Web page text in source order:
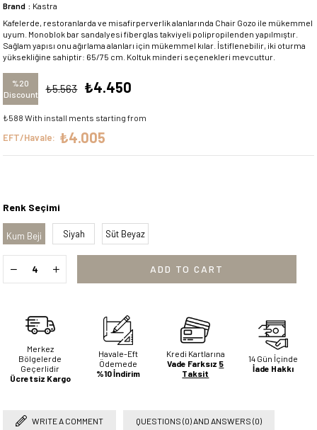
Brand : Kastra
Kafelerde, restoranlarda ve misafirperverlik alanlarında Chair Gozo ile mükemmel
uyum. Monoblok bar sandalyesi fiberglas takviyeli polipropilenden yapılmıştır.
Sağlam yapısı onu ağırlama alanları için mükemmel kılar. İstiflenebilir, iki oturma
yüksekliğine sahiptir: 65/75 cm. Koltuk minderi seçenekleri mevcuttur.
%20
Discount
₺5.563 ₺4.450
₺588 With install ments starting from
EFT/Havale: ₺4.005
Renk Seçimi
Kum Beji Siyah Süt Beyaz
Merkez
Bölgelerde
Geçerlidir
Ücretsiz Kargo
Havale-Eft
Ödemede
%10 İndirim
Kredi Kartlarına
Vade Farksız 5
Taksit
14 Gün İçinde
İade Hakkı
WRITE A COMMENT QUESTIONS (0) AND ANSWERS (0)